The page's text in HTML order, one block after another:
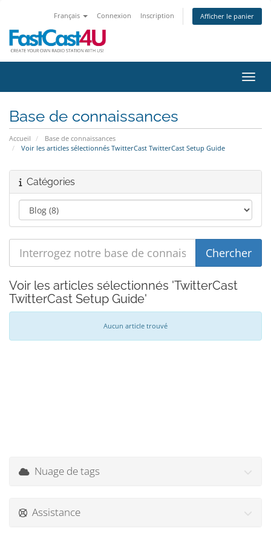
Français Connexion Inscription Afficher le panier
Base de connaissances
Accueil
Base de connaissances
Voir les articles sélectionnés TwitterCast TwitterCast Setup Guide
Catégories
Voir les articles sélectionnés 'TwitterCast
TwitterCast Setup Guide'
Aucun article trouvé
Nuage de tags
Assistance